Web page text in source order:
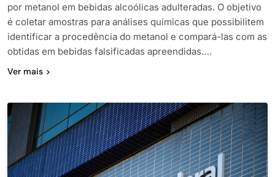
por metanol em bebidas alcoólicas adulteradas. O objetivo
é coletar amostras para análises químicas que possibilitem
identificar a procedência do metanol e compará-las com as
obtidas em bebidas falsificadas apreendidas….
Ver mais